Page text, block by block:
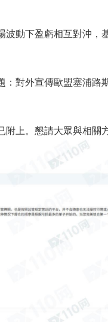
波動下盈虧相互對沖
：對外宣傳歐盟塞浦
附上。懇請大眾與相